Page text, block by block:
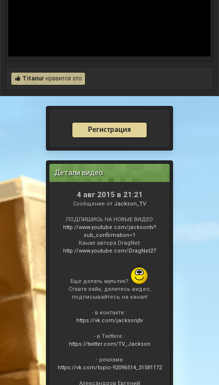
Titanur нравится это.
Регистрация
Детали видео
4 авг 2015 в 21:21
Сообщение от Jackson_TV
ПОДПИШИСЬ НА НОВЫЕ ВИДЕО
http://www.youtube.com/jacksontv?
sub_confirmation=1
Канал автора DragNet:
http://www.youtube.com/DragNet27
Еще делать мультик?
Cтавте лайк, делитесь видео,
подписывайтесь на канал!
- в контакте :
https://vk.com/jacksonjtv
- в Twittere :
https://twitter.com/TV_Jackson
- реклама
https://vk.com/topic-92096514_31581172
Александров Евгений